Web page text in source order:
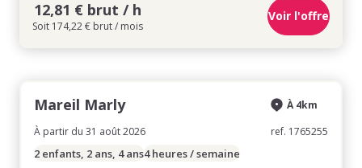
12,81 € brut / h
Soit 174,22 € brut / mois
Voir l'offre
Mareil Marly
À partir du 31 août 2026
À 4km
ref. 1765255
2 enfants, 2 ans, 4 ans4 heures / semaine